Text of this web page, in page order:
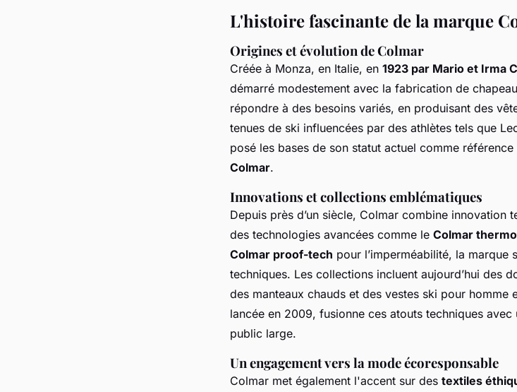
L'histoire fascinante de la marque
Origines et évolution de Colmar
Créée à Monza, en Italie, en 1923 par Mario et Irma
démarré modestement avec la fabrication de
répondre à des besoins variés, en produisant des
tenues de ski influencées par des athlètes tels que
posé les bases de son statut actuel comme référence
Colmar.
Innovations et collections emblématiques
Depuis près d’un siècle, Colmar combine innovation
des technologies avancées comme le Colmar
Colmar proof-tech pour l’imperméabilité, la marque
techniques. Les collections incluent aujourd’hui des
des manteaux chauds et des vestes ski pour homme
lancée en 2009, fusionne ces atouts techniques
public large.
Un engagement vers la mode écoresponsable
Colmar met également l'accent sur des textiles